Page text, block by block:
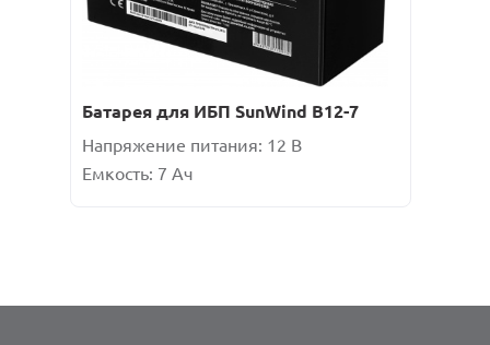
Батарея для ИБП SunWind B12-7
Напряжение питания: 12 В
Емкость: 7 Ач